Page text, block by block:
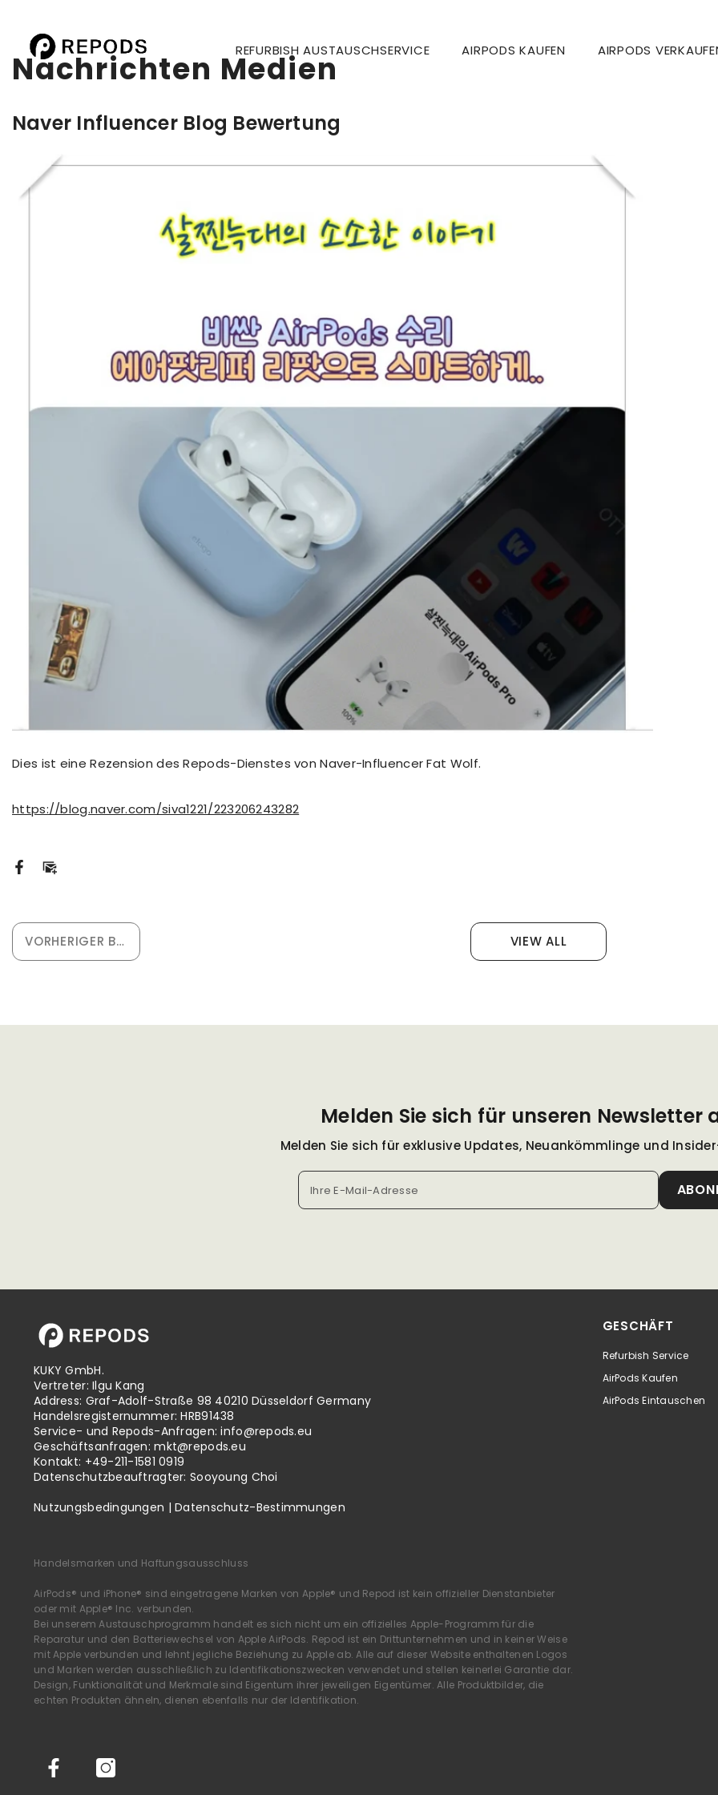
REFURBISH AUSTAUSCHSERVICE AIRPODS KAUFEN AIRPODS
Nachrichten Medien
Naver Influencer Blog Bewertung
Dies ist eine Rezension des Repods-Dienstes von Naver-Influencer Fat Wolf.
https://blog.naver.com/siva1221/223206243282
VORHERIGER BEITRAG VIEW ALL
Melden Sie sich für unseren Newsletter
Melden Sie sich für exklusive Updates, Neuankömmlinge und
Ihre E-Mail-Adresse
KUKY GmbH.
Vertreter: Ilgu Kang
Address: Graf-Adolf-Straße 98 40210 Düsseldorf Germany
Handelsregisternummer: HRB91438
Service- und Repods-Anfragen:info@repods.eu
Geschäftsanfragen:mkt@repods.eu
Kontakt: +49-211-1581 0919
Datenschutzbeauftragter: Sooyoung Choi
Nutzungsbedingungen |Datenschutz-Bestimmungen
Handelsmarken und Haftungsausschluss
AirPods® und iPhone® sind eingetragene Marken von Apple® und Repod ist kein offizieller Dienstanbieter
oder mit Apple® Inc. verbunden.
Bei unserem Austauschprogramm handelt es sich nicht um ein offizielles Apple-Programm für die
Reparatur und den Batteriewechsel von Apple AirPods. Repod ist ein Drittunternehmen und in keiner Weise
mit Apple verbunden und lehnt jegliche Beziehung zu Apple ab. Alle auf dieser Website enthaltenen Logos
und Marken werden ausschließlich zu Identifikationszwecken verwendet und stellen keinerlei Garantie dar.
Design, Funktionalität und Merkmale sind Eigentum ihrer jeweiligen Eigentümer. Alle Produktbilder, die
echten Produkten ähneln, dienen ebenfalls nur der Identifikation.
GESCHÄFT
Refurbish Service
AirPods Kaufen
AirPods Eintauschen